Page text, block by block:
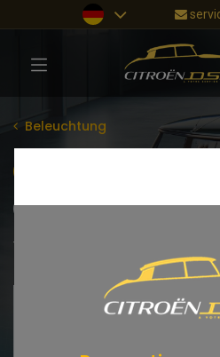
Beleuchtung
Rückfahrscheinwerfer